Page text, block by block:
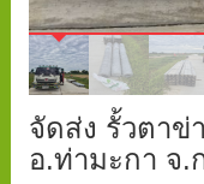
จัดส่ง รั้วตาข่
อ.ท่ามะกา จ.